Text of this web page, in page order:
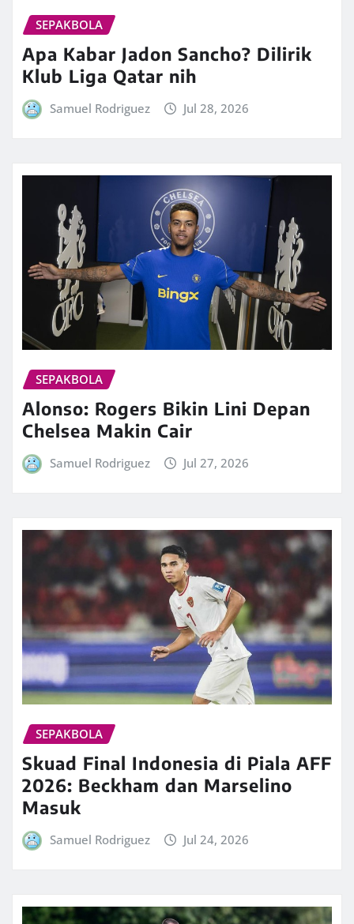
SEPAKBOLA
Apa Kabar Jadon Sancho? Dilirik
Klub Liga Qatar nih
Samuel Rodriguez Jul 28, 2026
SEPAKBOLA
Alonso: Rogers Bikin Lini Depan
Chelsea Makin Cair
Samuel Rodriguez Jul 27, 2026
SEPAKBOLA
Skuad Final Indonesia di Piala AFF
2026: Beckham dan Marselino
Masuk
Samuel Rodriguez Jul 24, 2026